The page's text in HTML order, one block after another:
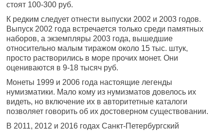
стоят 100-300 руб.
К редким следует отнести выпуски 2002 и 2003 годов.
Выпуск 2002 года встречается только среди памятных
наборов, а экземпляры 2003 года, вышедшие
относительно малым тиражом около 15 тыс. штук,
просто растворились в море прочих монет. Они
оцениваются в 9-18 тысяч руб.
Монеты 1999 и 2006 года настоящие легенды
нумизматики. Мало кому из нумизматов довелось их
видеть, но включение их в авторитетные каталоги
позволяет говорить об их достоверном существовании.
В 2011, 2012 и 2016 годах Санкт-Петербургский